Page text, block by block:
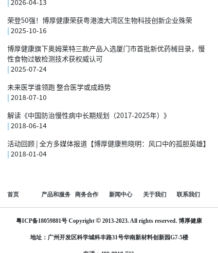
2026-04-13
荣登50强！博厚健康荣获粤港澳大湾区生物科技创新企业殊荣
2025-10-16
博厚健康旗下奥姆莱特三款产品入选厦门市首批新优药械目录，慢
性食物过敏检测技术获权威认可
2025-07-24
未来医学谁领跑 整合医学或成趋势
2018-07-10
解读《中国防治慢性病中长期规划（2017-2025年）》
2018-06-14
活动回顾 | 全方多媒体报道【博厚健康熊晓明：风口中的孤胆英雄】
2018-01-04
首页 产品和服务 商务合作 新闻中心 关于我们 联系我们
粤ICP备18059881号 Copyright © 2013-2023. All rights reserved. 博厚健康
地址：广州开发区科学城科丰路31号华南新材料创新园G7-5楼